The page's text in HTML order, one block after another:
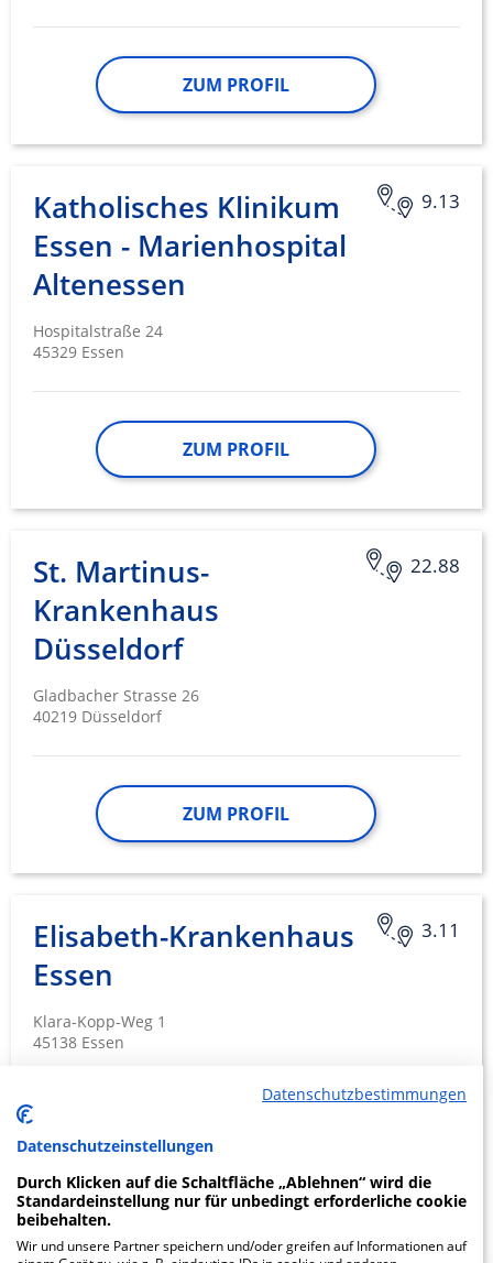
ZUM PROFIL
9.13
Katholisches Klinikum
Essen - Marienhospital
Altenessen
Hospitalstraße 24
45329 Essen
ZUM PROFIL
22.88
St. Martinus-
Krankenhaus
Düsseldorf
Gladbacher Strasse 26
40219 Düsseldorf
ZUM PROFIL
3.11
Elisabeth-Krankenhaus
Essen
Klara-Kopp-Weg 1
45138 Essen
TERMIN ANFRAGEN
ZUM PROFIL
Datenschutzbestimmungen
Datenschutzeinstellungen
Durch Klicken auf die Schaltfläche „Ablehnen“ wird die
Standardeinstellung nur für unbedingt erforderliche cookie
beibehalten.
Wir und unsere Partner speichern und/oder greifen auf Informationen auf